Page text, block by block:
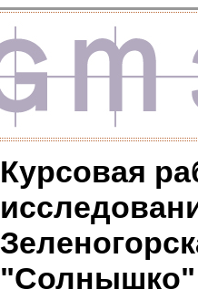
Курсовая
"Солнышко"